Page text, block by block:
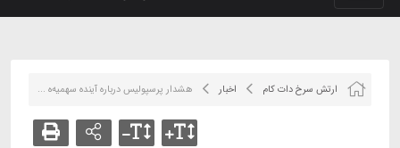
ارتش سرخ دات کام اخبار هشدار پرسپولیس درباره آینده سهمیه‌ه ...